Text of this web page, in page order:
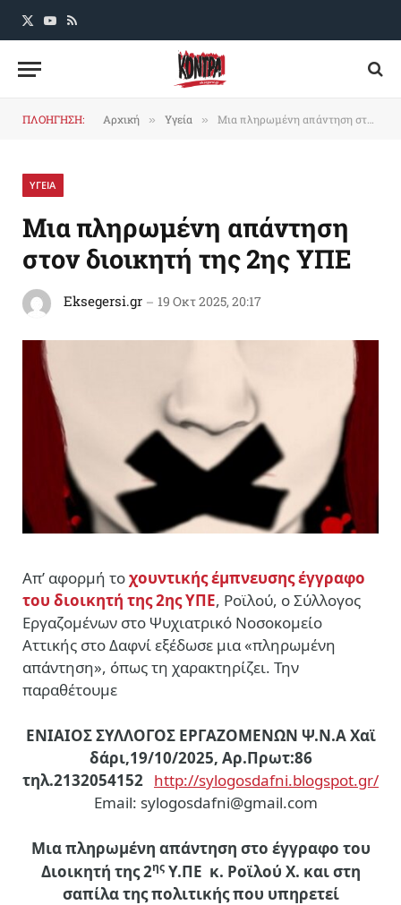
X
YouTube
RSS
ΠΛΟΗΓΗΣΗ: Αρχική » Υγεία » Μια πληρωμένη απάντηση στον διοικητή της 2ης ΥΠΕ
ΥΓΕΙΑ
Μια πληρωμένη απάντηση
στον διοικητή της 2ης ΥΠΕ
Eksegersi.gr 19 Οκτ 2025, 20:17
Απ’ αφορμή τοχουντικής έμπνευσης έγγραφο
του διοικητή της 2ης ΥΠΕ, Ροϊλού, ο Σύλλογος
Εργαζομένων στο Ψυχιατρικό Νοσοκομείο
Αττικής στο Δαφνί εξέδωσε μια «πληρωμένη
απάντηση», όπως τη χαρακτηρίζει. Την
παραθέτουμε
ΕΝΙΑΙΟΣ ΣΥΛΛΟΓΟΣ ΕΡΓΑΖΟΜΕΝΩΝ Ψ.Ν.ΑΧαϊ
δάρι,19/10/2025, Aρ.Πρωτ:86
τηλ.2132054152 http://sylogosdafni.blogspot.gr/
Email: sylogosdafni@gmail.com
Μια πληρωμένη απάντηση στο έγγραφο του
Διοικητή της 2ηςΥ.ΠΕ κ. Ροϊλού Χ. και στη
σαπίλα της πολιτικής που υπηρετεί